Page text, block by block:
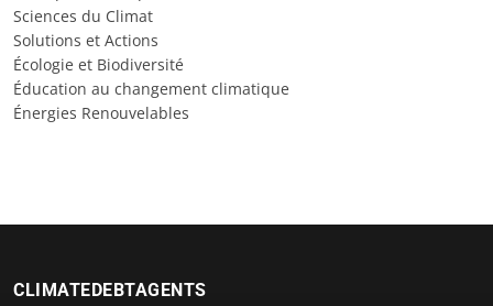
Sciences du Climat
Solutions et Actions
Écologie et Biodiversité
Éducation au changement climatique
Énergies Renouvelables
CLIMATEDEBTAGENTS